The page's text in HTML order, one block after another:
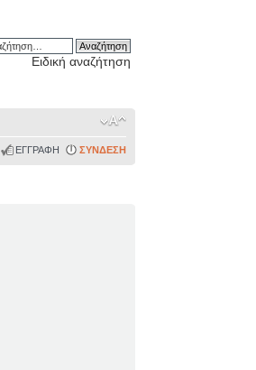
Ειδική αναζήτηση
ΕΓΓΡΑΦΗ ΣΥΝΔΕΣΗ